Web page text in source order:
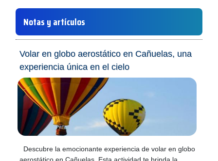
Notas y artículos
Volar en globo aerostático en Cañuelas, una
experiencia única en el cielo
Descubre la emocionante experiencia de volar en globo